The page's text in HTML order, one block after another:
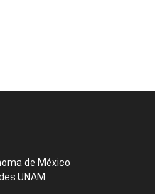
de México
UNAM